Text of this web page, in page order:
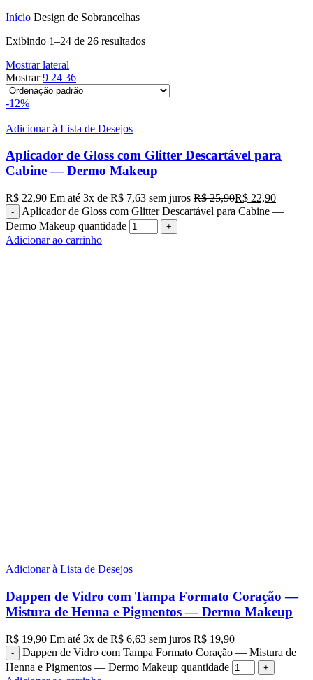
Início Design de Sobrancelhas
Exibindo 1–24 de 26 resultados
Mostrar lateral
Mostrar9 24 36
-12%
Adicionar à Lista de Desejos
Aplicador de Gloss com Glitter Descartável para
Cabine — Dermo Makeup
R$ 22,90 Em até 3x de R$ 7,63 sem juros R$25,90R$ 22,90
Aplicador de Gloss com Glitter Descartável para Cabine —
Dermo Makeup quantidade
Adicionar ao carrinho
Adicionar à Lista de Desejos
Dappen de Vidro com Tampa Formato Coração —
Mistura de Henna e Pigmentos — Dermo Makeup
R$ 19,90 Em até 3x de R$ 6,63 sem juros R$ 19,90
Dappen de Vidro com Tampa Formato Coração — Mistura de
Henna e Pigmentos — Dermo Makeup quantidade